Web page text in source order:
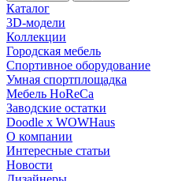
Каталог
3D-модели
Коллекции
Городская мебель
Спортивное оборудование
Умная спортплощадка
Мебель HoReCa
Заводские остатки
Doodle x WOWHaus
О компании
Интересные статьи
Новости